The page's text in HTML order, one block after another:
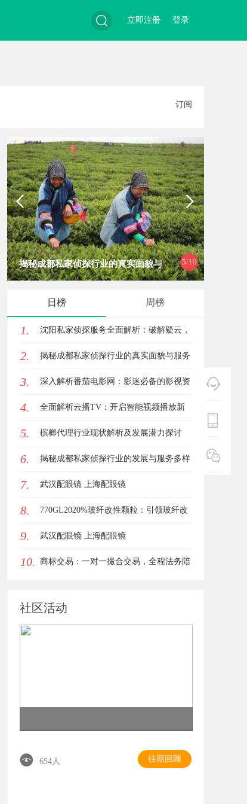
索
登录
立即注册
订阅
5/10
揭秘成都私家侦探行业的真实面貌与
日榜 周榜
1. 沈阳私家侦探服务全面解析：破解疑云，
守护真相的专家助力
2. 揭秘成都私家侦探行业的真实面貌与服务
价值
3. 深入解析番茄电影网：影迷必备的影视资
源平台详解与使用指南
4. 全面解析云播TV：开启智能视频播放新
时代的利器
5. 槟榔代理行业现状解析及发展潜力探讨
6. 揭秘成都私家侦探行业的发展与服务多样
性解析
7. 武汉配眼镜 上海配眼镜
8. 770GL2020%玻纤改性颗粒：引领玻纤改
性颗粒的新风潮
9. 武汉配眼镜 上海配眼镜
10. 商标交易：一对一撮合交易，全程法务陪
社区活动
654人 往期回顾